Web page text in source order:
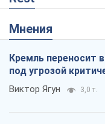
Мнения
Кремль переносит
под угрозой
Виктор Ягун 3,0 т.